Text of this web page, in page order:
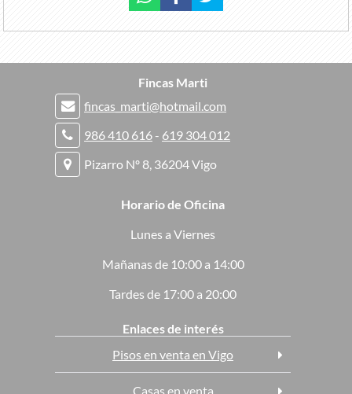
Fincas Marti
fincas_marti@hotmail.com
986 410 616 - 619 304 012
Pizarro Nº 8, 36204 Vigo
Horario de Oficina
Lunes a Viernes
Mañanas de 10:00 a 14:00
Tardes de 17:00 a 20:00
Enlaces de interés
Pisos en venta en Vigo
Casas en venta